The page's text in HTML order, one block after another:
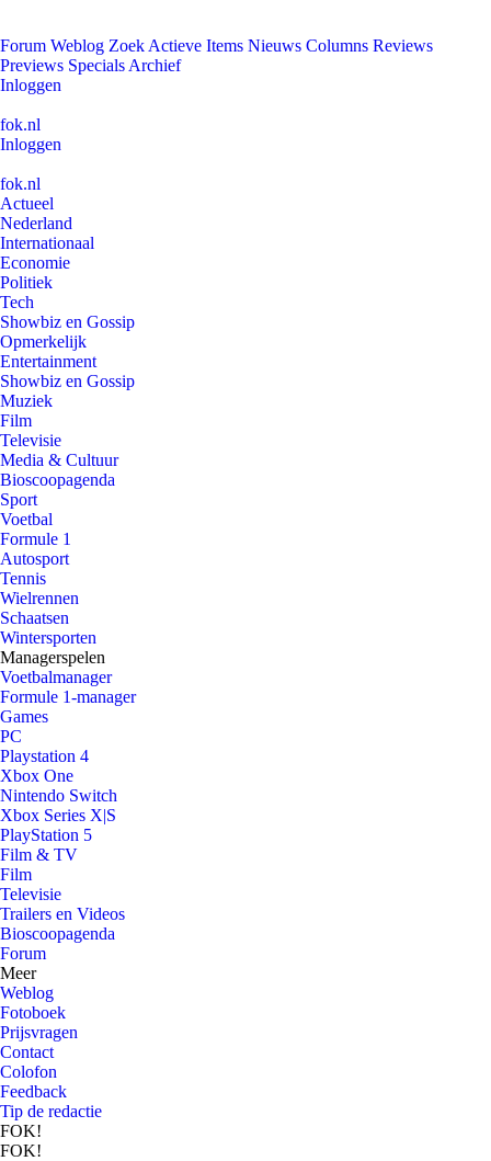
Forum Weblog Zoek Actieve Items Nieuws Columns Reviews
Previews Specials Archief
Inloggen
fok.nl
Inloggen
fok.nl
Actueel
Nederland
Internationaal
Economie
Politiek
Tech
Showbiz en Gossip
Opmerkelijk
Entertainment
Showbiz en Gossip
Muziek
Film
Televisie
Media & Cultuur
Bioscoopagenda
Sport
Voetbal
Formule 1
Autosport
Tennis
Wielrennen
Schaatsen
Wintersporten
Managerspelen
Voetbalmanager
Formule 1-manager
Games
PC
Playstation 4
Xbox One
Nintendo Switch
Xbox Series X|S
PlayStation 5
Film & TV
Film
Televisie
Trailers en Videos
Bioscoopagenda
Forum
Meer
Weblog
Fotoboek
Prijsvragen
Contact
Colofon
Feedback
Tip de redactie
FOK!
FOK!